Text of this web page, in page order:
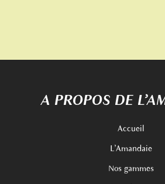
A PROPOS DE
Accueil
L’Amandaie
Nos gammes